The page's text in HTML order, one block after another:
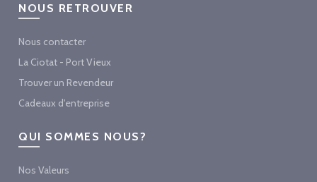
NOUS RETROUVER
Nous contacter
La Ciotat - Port Vieux
Trouver un Revendeur
Cadeaux d'entreprise
QUI SOMMES NOUS?
Nos Valeurs